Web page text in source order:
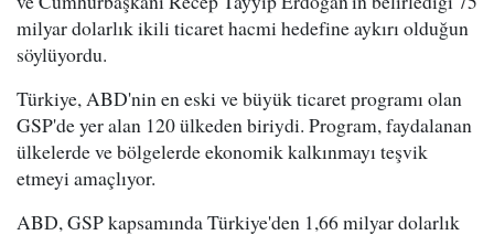
milyar dolarlık ikili ticaret hacmi hedefine aykırı olduğun
söylüyordu.
Türkiye, ABD'nin en eski ve büyük ticaret programı olan
GSP'de yer alan 120 ülkeden biriydi. Program, faydalanan
ülkelerde ve bölgelerde ekonomik kalkınmayı teşvik
etmeyi amaçlıyor.
ABD, GSP kapsamında Türkiye'den 1,66 milyar dolarlık